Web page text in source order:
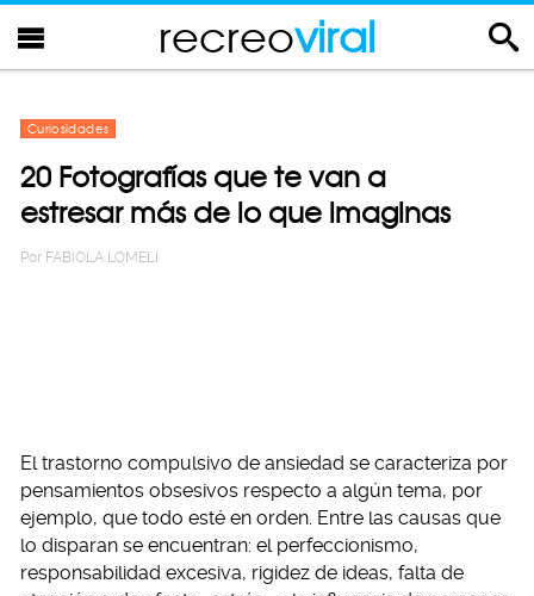
recreoviral
Curiosidades
20 Fotografías que te van a
estresar más de lo que imaginas
Por FABIOLA LOMELI
El trastorno compulsivo de ansiedad se caracteriza por
pensamientos obsesivos respecto a algún tema, por
ejemplo, que todo esté en orden. Entre las causas que
lo disparan se encuentran: el perfeccionismo,
responsabilidad excesiva, rigidez de ideas, falta de